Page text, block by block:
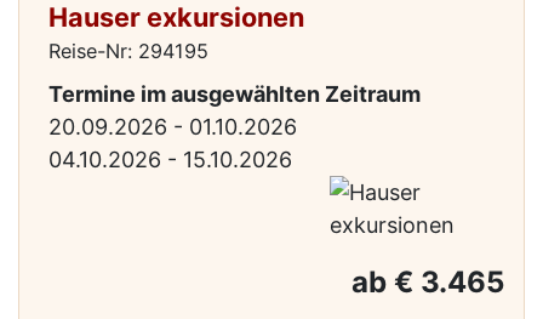
Hauser exkursionen
Reise-Nr: 294195
Termine im ausgewählten Zeitraum
20.09.2026 - 01.10.2026
04.10.2026 - 15.10.2026
ab € 3.465